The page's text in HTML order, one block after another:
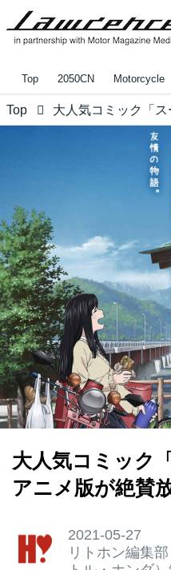
Top 2050CN Motorcycle
Top
大人気コミック
アニメ版が絶賛
2021-05-27
リトホン編集部